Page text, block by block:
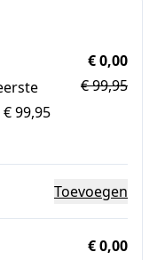
99,95
€ 0,00
€ 99,95
Toevoegen
€ 0,00